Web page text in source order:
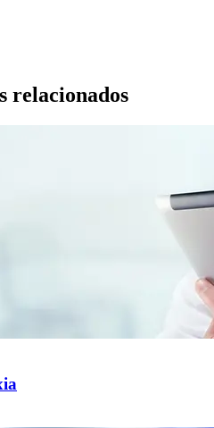
relacionados